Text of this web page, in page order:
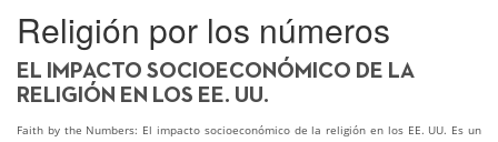
Religión por los números
EL IMPACTO SOCIOECONÓMICO DE LA
RELIGIÓN EN LOS EE. UU.
Faith by the Numbers: El impacto socioeconómico de la religión en los EE. UU. Es un